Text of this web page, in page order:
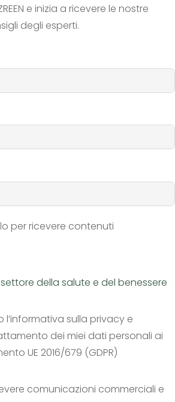
e inizia a ricevere le nostre
degli esperti.
per ricevere contenuti
della salute e del benessere
sulla privacy e
dei miei dati personali ai
UE 2016/679 (GDPR)
comunicazioni commerciali e